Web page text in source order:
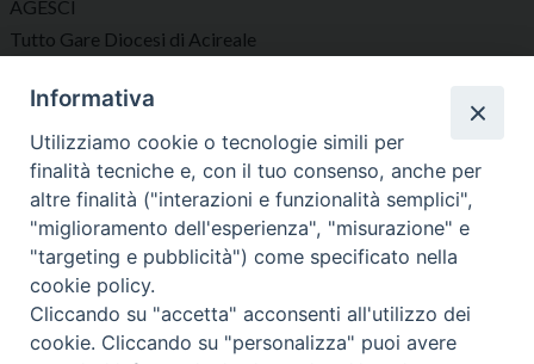
AGESCI
Tutto Gare Diocesi di Acireale
Diocesi di Acireale
Informativa
Utilizziamo cookie o tecnologie simili per
finalità tecniche e, con il tuo consenso, anche per
altre finalità ("interazioni e funzionalità semplici",
"miglioramento dell'esperienza", "misurazione" e
"targeting e pubblicità") come specificato nella
cookie policy.
Cliccando su "accetta" acconsenti all'utilizzo dei
cookie. Cliccando su "personalizza" puoi avere